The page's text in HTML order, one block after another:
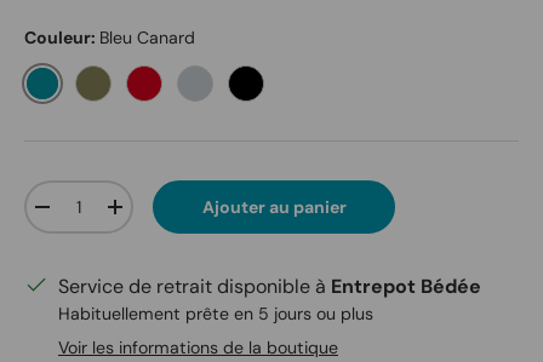
Couleur: Bleu Canard
Bleu Canard
Vert OliveRougeAcier Noir
Qté
Diminuer la quantité
Augmenter la quantité
Ajouter au panier
Service de retrait disponible à Entrepot Bédée
Habituellement prête en 5 jours ou plus
Voir les informations de la boutique